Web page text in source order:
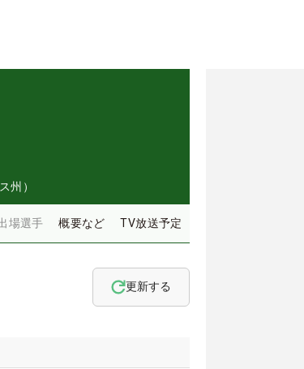
州）
場選手 概要など TV放送予定
更新する